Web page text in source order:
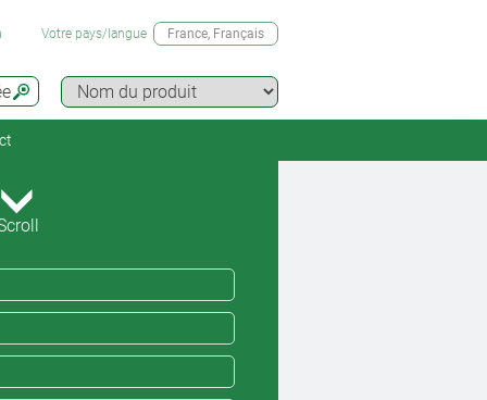
Votre pays/langue France, Français